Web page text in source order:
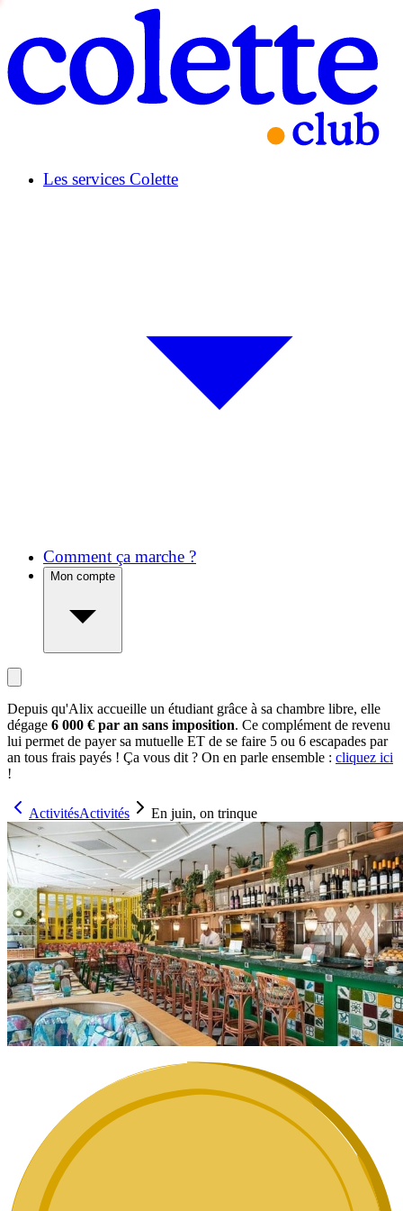
Les services Colette
Comment ça marche ?
Mon compte
Depuis qu'Alix accueille un étudiant grâce à sa chambre libre, elle
dégage 6 000 € par an sans imposition. Ce complément de revenu
lui permet de payer sa mutuelle ET de se faire 5 ou 6 escapades par
an tous frais payés ! Ça vous dit ? On en parle ensemble : cliquez ici
!
ActivitésActivités En juin, on trinque